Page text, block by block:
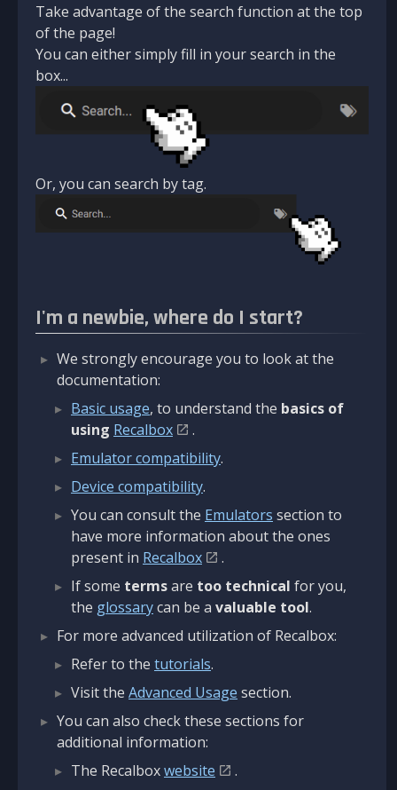
Take advantage of the search function at the top
of the page!
You can either simply fill in your search in the
box...
Or, you can search by tag.
I'm a newbie, where do I start?
We strongly encourage you to look at the
documentation:
Basic usage, to understand the basics of
using Recalbox
.
Emulator compatibility.
Device compatibility.
You can consult the Emulators section to
have more information about the ones
present in Recalbox
.
If some termsare too technical for you,
the glossarycan be a valuable tool.
For more advanced utilization of Recalbox:
Refer to the tutorials.
Visit the Advanced Usage section.
You can also check these sections for
additional information:
The Recalboxwebsite
.